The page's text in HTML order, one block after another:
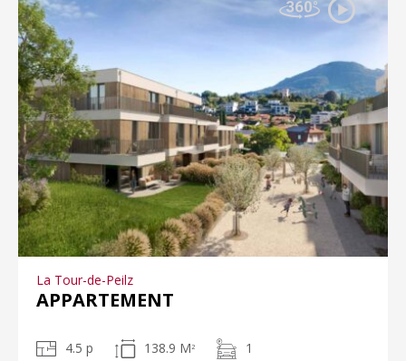
La Tour-de-Peilz
APPARTEMENT
4.5 p 138.9 M 2 1